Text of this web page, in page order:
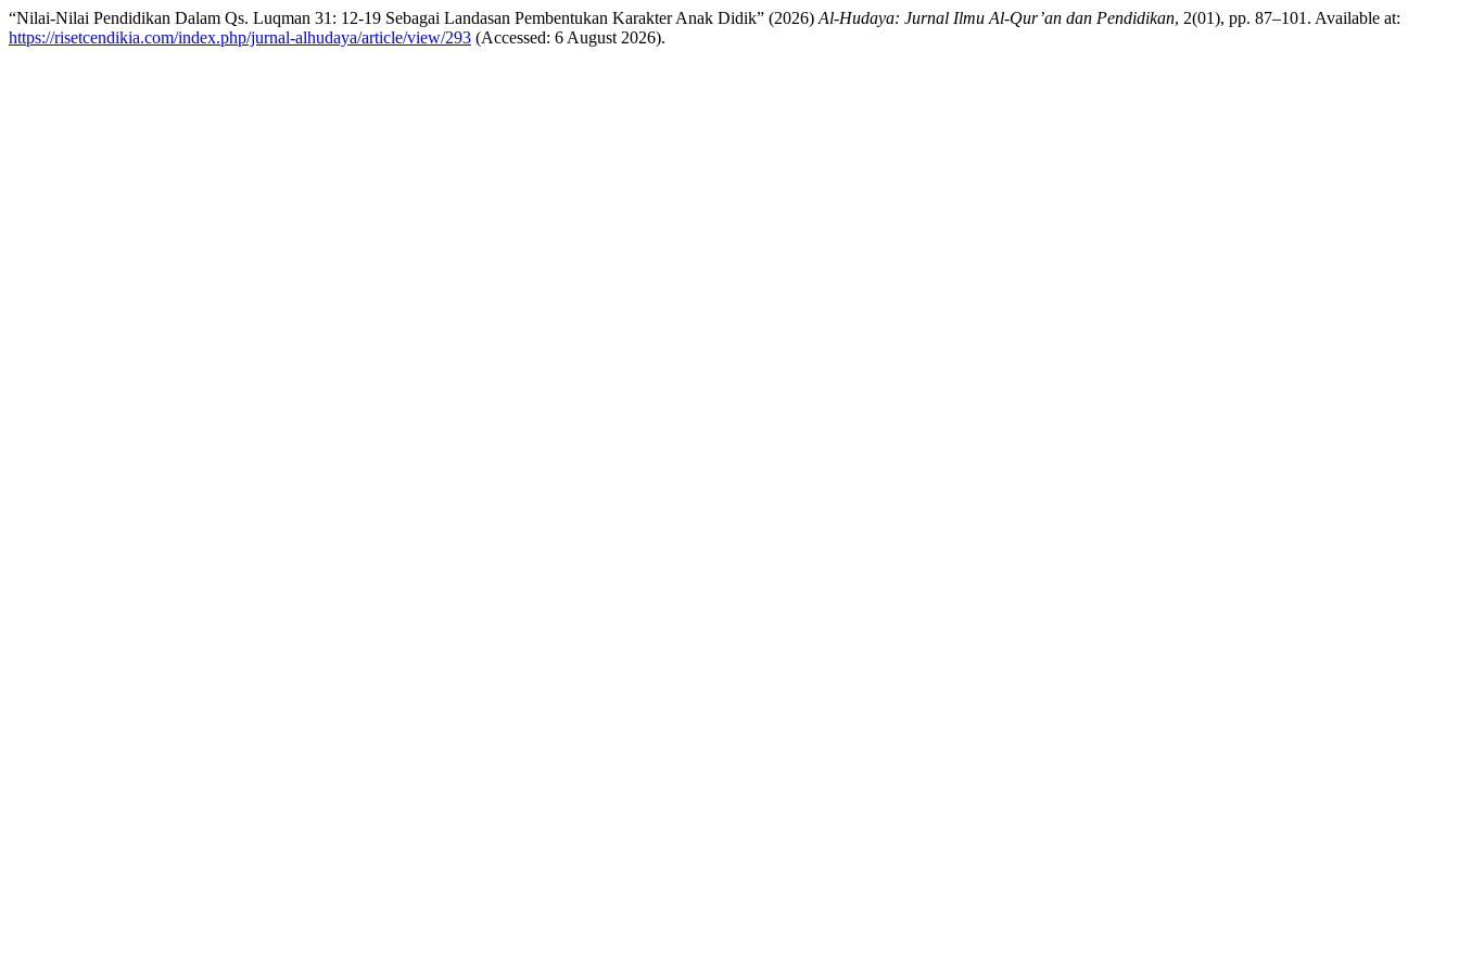
“Nilai-Nilai Pendidikan Dalam Qs. Luqman 31: 12-19 Sebagai Landasan Pembentukan Karakter Anak Didik” (2026) Al-Hudaya: Jurnal Ilmu Al-Qur’an dan Pendidikan, 2(01), pp. 87–101. Available at:
https://risetcendikia.com/index.php/jurnal-alhudaya/article/view/293 (Accessed: 6 August 2026).